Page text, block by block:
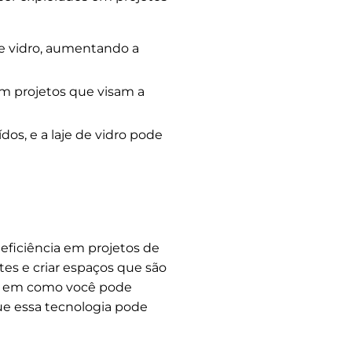
vidro, aumentando a
projetos que visam a
e a laje de vidro pode
em projetos de
e criar espaços que são
como você pode
essa tecnologia pode